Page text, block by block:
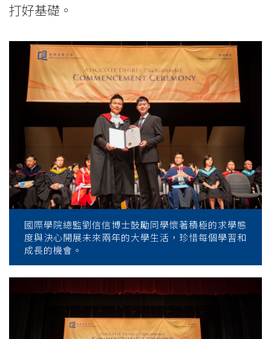
打好基礎。
國際學院總監劉信信博士鼓勵同學懷著積極的求學態
度與決心開展未來兩年的大學生活，珍惜每個學習和
成長的機會。